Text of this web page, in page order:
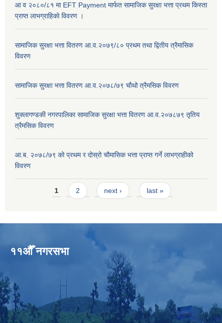
आ व २०८०/८१ मा EFT Payment मार्फत सामाजिक सुरक्षा भत्ता प्रथम किस्ता
प्राप्त लाभग्राहिकाे विवरण ।
सामाजिक सुरक्षा भत्ता वितरण आ.व.२०७९/८० प्रथम तथा द्वितीय त्रैमासिक
विवरण
सामाजिक सुरक्षा भत्ता वितरण आ.व.२०७८/७९ चौथो त्रैमसिक विवरण
शुक्लागण्डकी नगरपालिका सामाजिक सुरक्षा भत्ता वितरण आ.व.२०७८७९ तृतिय
त्रैमसिक विवरण
आ.ब. २०७८/७९ को प्रथम र दोस्रो चौमासिक भत्ता प्राप्त गर्ने लाभग्राहीको
विवरण
Pages1 2 next › last »
११औँ नगरसभा